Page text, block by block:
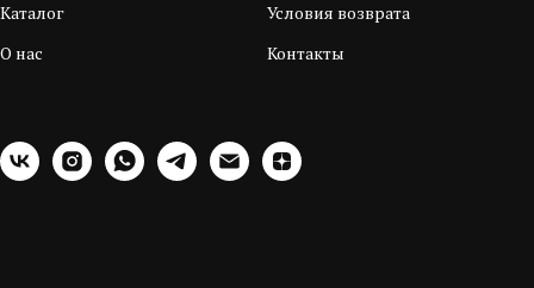
Каталог
О нас
Условия возврата
Контакты